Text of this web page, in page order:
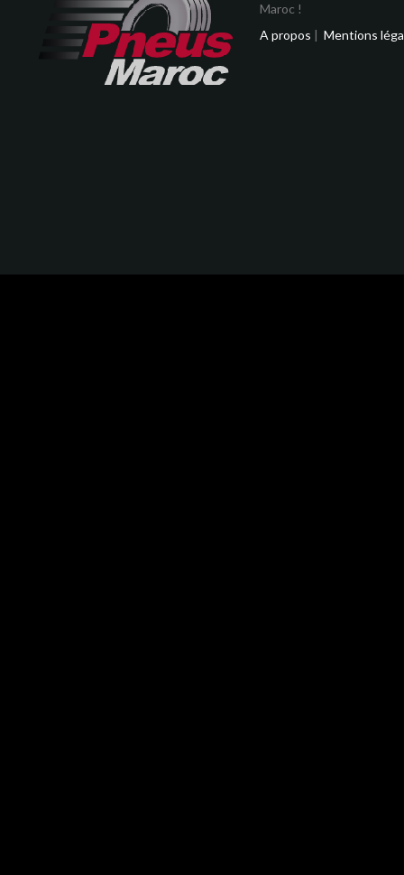
Maroc !
A propos | Mentions